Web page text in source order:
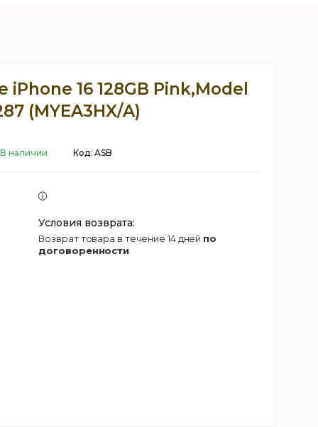
16 128GB Pink,Model
(MYEA3HX/A)
В наличии Код: ASB
возврат товара в течение 14 дней по
договоренности